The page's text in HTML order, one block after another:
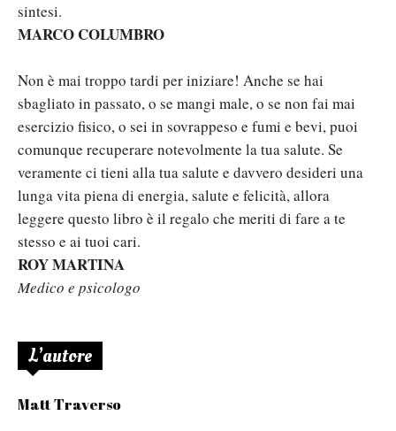
sintesi.
MARCO COLUMBRO
Non è mai troppo tardi per iniziare! Anche se hai
sbagliato in passato, o se mangi male, o se non fai mai
esercizio fisico, o sei in sovrappeso e fumi e bevi, puoi
comunque recuperare notevolmente la tua salute. Se
veramente ci tieni alla tua salute e davvero desideri una
lunga vita piena di energia, salute e felicità, allora
leggere questo libro è il regalo che meriti di fare a te
stesso e ai tuoi cari.
ROY MARTINA
Medico e psicologo
L’autore
Matt Traverso